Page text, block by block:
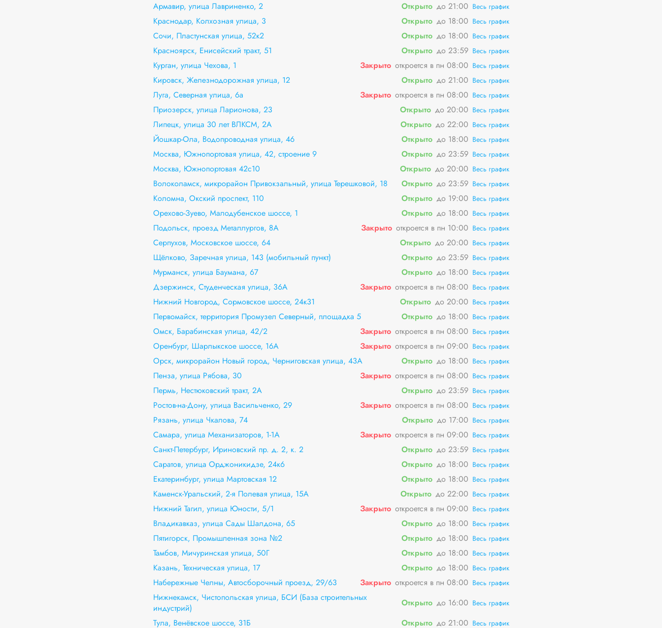
Армавир, улица Лавриненко, 2 Открыто до 21:00 Весь график
Краснодар, Колхозная улица, 3 Открыто до 18:00 Весь график
Сочи, Пластунская улица, 52к2 Открыто до 18:00 Весь график
Красноярск, Енисейский тракт, 51 Открыто до 23:59 Весь график
Курган, улица Чехова, 1 Закрыто откроется в пн 08:00 Весь график
Кировск, Железнодорожная улица, 12 Открыто до 21:00 Весь график
Луга, Северная улица, 6а Закрыто откроется в пн 08:00 Весь график
Приозерск, улица Ларионова, 23 Открыто до 20:00 Весь график
Липецк, улица 30 лет ВЛКСМ, 2А Открыто до 22:00 Весь график
Йошкар-Ола, Водопроводная улица, 46 Открыто до 18:00 Весь график
Москва, Южнопортовая улица, 42, строение 9 Открыто до 23:59 Весь график
Москва, Южнопортовая 42с10 Открыто до 20:00 Весь график
Волоколамск, микрорайон Привокзальный, улица Терешковой, 18 Открыто до 23:59 Весь график
Коломна, Окский проспект, 110 Открыто до 19:00 Весь график
Орехово-Зуево, Малодубенское шоссе, 1 Открыто до 18:00 Весь график
Подольск, проезд Металлургов, 8А Закрыто откроется в пн 10:00 Весь график
Серпухов, Московское шоссе, 64 Открыто до 20:00 Весь график
Щёлково, Заречная улица, 143 (мобильный пункт) Открыто до 23:59 Весь график
Мурманск, улица Баумана, 67 Открыто до 18:00 Весь график
Дзержинск, Студенческая улица, 36А Закрыто откроется в пн 08:00 Весь график
Нижний Новгород, Сормовское шоссе, 24к31 Открыто до 20:00 Весь график
Первомайск, территория Промузел Северный, площадка 5 Открыто до 18:00 Весь график
Омск, Барабинская улица, 42/2 Закрыто откроется в пн 08:00 Весь график
Оренбург, Шарлыкское шоссе, 16А Закрыто откроется в пн 09:00 Весь график
Орск, микрорайон Новый город, Черниговская улица, 43А Открыто до 18:00 Весь график
Пенза, улица Рябова, 30 Закрыто откроется в пн 08:00 Весь график
Пермь, Нестюковский тракт, 2А Открыто до 23:59 Весь график
Ростов-на-Дону, улица Васильченко, 29 Закрыто откроется в пн 08:00 Весь график
Рязань, улица Чкалова, 74 Открыто до 17:00 Весь график
Самара, улица Механизаторов, 1-1А Закрыто откроется в пн 09:00 Весь график
Санкт-Петербург, Ириновский пр. д. 2, к. 2 Открыто до 23:59 Весь график
Саратов, улица Орджоникидзе, 24к6 Открыто до 18:00 Весь график
Екатеринбург, улица Мартовская 12 Открыто до 18:00 Весь график
Каменск-Уральский, 2-я Полевая улица, 15А Открыто до 22:00 Весь график
Нижний Тагил, улица Юности, 5/1 Закрыто откроется в пн 09:00 Весь график
Владикавказ, улица Сады Шалдона, 65 Открыто до 18:00 Весь график
Пятигорск, Промышленная зона №2 Открыто до 18:00 Весь график
Тамбов, Мичуринская улица, 50Г Открыто до 18:00 Весь график
Казань, Техническая улица, 17 Открыто до 18:00 Весь график
Набережные Челны, Автосборочный проезд, 29/63 Закрыто откроется в пн 08:00 Весь график
Нижнекамск, Чистопольская улица, БСИ (База строительных
индустрий)
Открыто до 16:00 Весь график
Тула, Венёвское шоссе, 31Б Открыто до 21:00 Весь график